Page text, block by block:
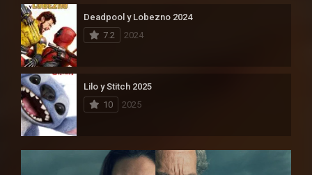
Deadpool y Lobezno 2024
7.2
2024
Lilo y Stitch 2025
10
2025